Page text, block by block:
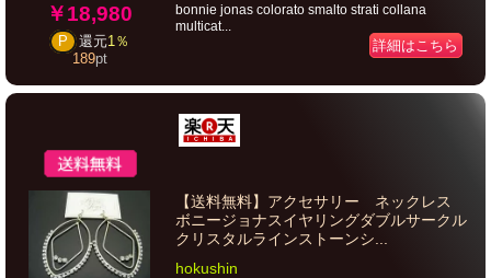
￥18,980
P 還元1％
189pt
bonnie jonas colorato smalto strati collana
multicat...
詳細はこちら
【送料無料】アクセサリー ネックレス
ボニージョナスイヤリングダブルサークル
クリスタルラインストーンシ...
hokushin